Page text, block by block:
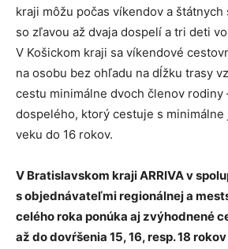
kraji môžu počas víkendov a
so zľavou až dvaja dospelí a tri deti
V Košickom kraji sa víkendové
na osobu bez ohľadu na dĺžku trasy
cestu minimálne dvoch členov rodiny
dospelého, ktorý cestuje s
veku do 16 rokov.
V Bratislavskom kraji ARRIVA v
s objednávateľmi regionálnej a
celého roka ponúka aj zvýhodnené
až do dovŕšenia 15, 16, resp. 18